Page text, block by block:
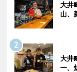
大井
山、
大井
一、